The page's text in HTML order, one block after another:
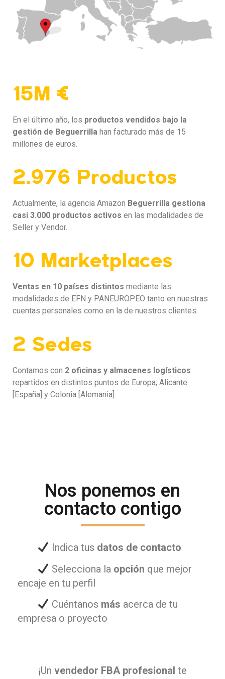
15M €
En el último año, los productos vendidos bajo la
gestión de Beguerrilla han facturado más de 15
millones de euros.
2.976 Productos
Actualmente, la agencia Amazon Beguerrilla gestiona
casi 3.000 productos activos en las modalidades de
Seller y Vendor.
10 Marketplaces
Ventas en 10 países distintos mediante las
modalidades de EFN y PANEUROPEO tanto en nuestras
cuentas personales como en la de nuestros clientes.
2 Sedes
Contamos con 2 oficinas y almacenes logísticos
repartidos en distintos puntos de Europa; Alicante
[España] y Colonia [Alemania]
Nos ponemos en
contacto contigo
Indica tus datos de contacto
Selecciona la opción que mejor
encaje en tu perfil
Cuéntanos más acerca de tu
empresa o proyecto
¡Un vendedor FBA profesional te